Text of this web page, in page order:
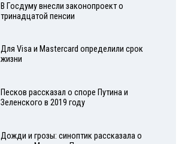
В Госдуму внесли законопроект о
тринадцатой пенсии
Для Visа и Mastercard определили срок
жизни
Песков рассказал о споре Путина и
Зеленского в 2019 году
Дожди и грозы: синоптик рассказала о